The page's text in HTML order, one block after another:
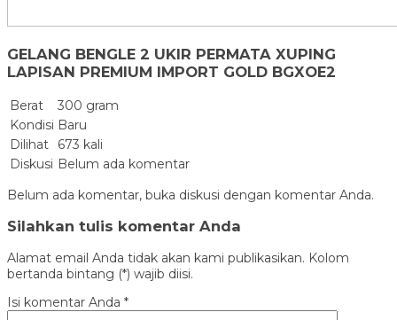
GELANG BENGLE 2 UKIR PERMATA XUPING
LAPISAN PREMIUM IMPORT GOLD BGXOE2
Berat
300 gram
Kondisi Baru
Dilihat
673 kali
Diskusi Belum ada komentar
Belum ada komentar, buka diskusi dengan komentar Anda.
Silahkan tulis komentar Anda
Alamat email Anda tidak akan kami publikasikan. Kolom
bertanda bintang (*) wajib diisi.
Isi komentar Anda *